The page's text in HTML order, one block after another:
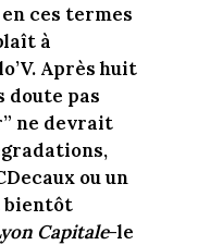
en ces termes
à
Après huit
doute pas
ne devrait
ou un
bientôt
Capitale-le